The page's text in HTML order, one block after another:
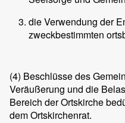
die Verwendung der
zweckbestimmten
(4) Beschlüsse des
Veräußerung und die
Bereich der Ortskirche
dem Ortskirchenrat.